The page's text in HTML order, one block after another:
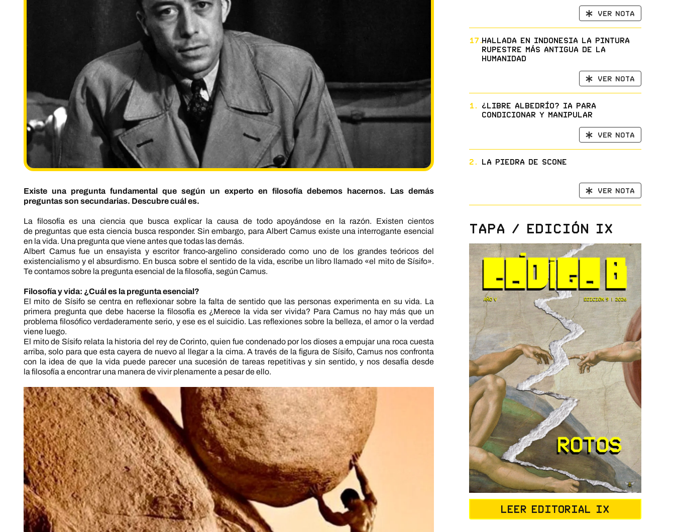
Existe una pregunta fundamental que según un experto en filosofía debemos hacernos. Las demás
preguntas son secundarias. Descubre cuál es.
La filosofía es una ciencia que busca explicar la causa de todo apoyándose en la razón. Existen cientos
de preguntas que esta ciencia busca responder. Sin embargo, para Albert Camus existe una interrogante esencial
en la vida. Una pregunta que viene antes que todas las demás.
Albert Camus fue un ensayista y escritor franco-argelino considerado como uno de los grandes teóricos del
existencialismo y el absurdismo. En busca sobre el sentido de la vida, escribe un libro llamado «el mito de Sísifo».
Te contamos sobre la pregunta esencial de la filosofía, según Camus.
Filosofía y vida: ¿Cuál es la pregunta esencial?
El mito de Sísifo se centra en reflexionar sobre la falta de sentido que las personas experimenta en su vida. La
primera pregunta que debe hacerse la filosofía es ¿Merece la vida ser vivida? Para Camus no hay más que un
problema filosófico verdaderamente serio, y ese es el suicidio. Las reflexiones sobre la belleza, el amor o la verdad
viene luego.
El mito de Sísifo relata la historia del rey de Corinto, quien fue condenado por los dioses a empujar una roca cuesta
arriba, solo para que esta cayera de nuevo al llegar a la cima. A través de la figura de Sísifo, Camus nos confronta
con la idea de que la vida puede parecer una sucesión de tareas repetitivas y sin sentido, y nos desafía desde
la filosofía a encontrar una manera de vivir plenamente a pesar de ello.
Ver nota
17.Hallada en Indonesia la pintura
rupestre más antigua de la
humanidad
Ver nota
1.
¿Libre albedrío? IA para
condicionar y manipular
Ver nota
2. La Piedra de Scone
Ver nota
Tapa / Edición IX
Leer editorial IX